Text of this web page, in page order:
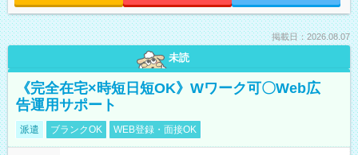
掲載日：2026.08.07
未読
《完全在宅×時短日短OK》Wワーク可〇Web広
告運用サポート
派遣 ブランクOK WEB登録・面接OK